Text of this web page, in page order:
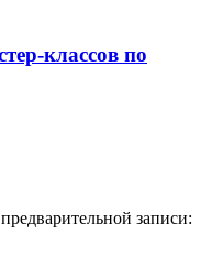
классов по
записи: